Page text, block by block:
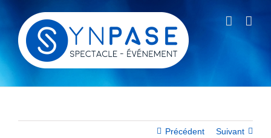
contenu
Précédent Suivant